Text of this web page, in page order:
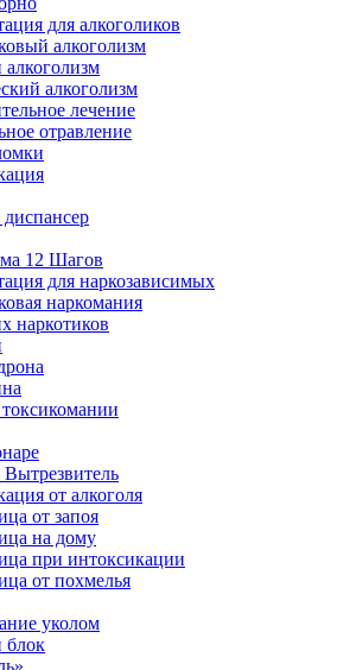
для алкоголиков
алкоголизм
алкоголизм
лечение
отравление
12 Шагов
для наркозависимых
наркомания
наркотиков
от алкоголя
от запоя
на дому
при интоксикации
от похмелья
уколом
блок